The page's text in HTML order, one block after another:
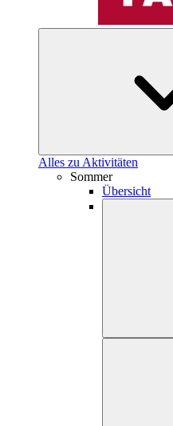
Alles zu Aktivitäten
Sommer
Übersicht